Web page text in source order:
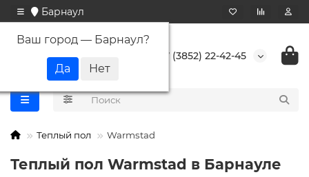
Барнаул
Ваш город — Барнаул?
+7 (3852) 22-42-45
Теплый пол Warmstad
Теплый пол Warmstad в Барнауле